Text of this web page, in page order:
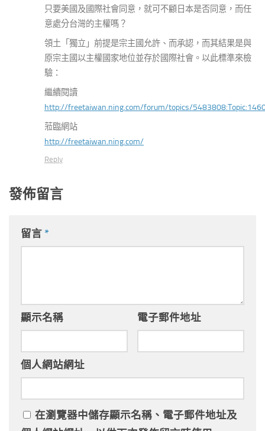
只要美國及國際社會同意，就可不顧日本是否同意，而任
意處分台灣的主權嗎？
領土「獨立」前提是宗主國允許、而承認，而其結果是與
原宗主國以主權國家地位並存於國際社會。以此標準來檢
驗：
繼續閱讀
http://freetaiwan.ning.com/forum/topics/
蒞臨網站
http://freetaiwan.ning.com/
Reply
發佈留言
留言 *
顯示名稱 電子郵件地址
個人網站網址
在瀏覽器中儲存顯示名稱、電子郵件地址及